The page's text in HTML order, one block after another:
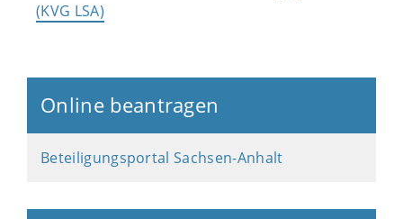
(KVG LSA)
Online beantragen
Beteiligungsportal Sachsen-Anhalt